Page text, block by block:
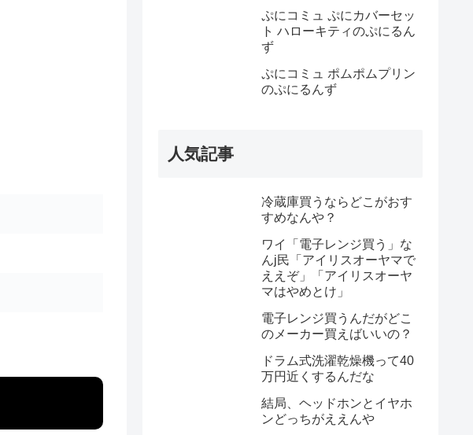
ぷにコミュ ぷにカバーセッ
ト ハローキティのぷにるん
ず
ぷにコミュ ポムポムプリン
のぷにるんず
人気記事
冷蔵庫買うならどこがおす
すめなんや？
ワイ「電子レンジ買う」な
んj民「アイリスオーヤマで
ええぞ」「アイリスオーヤ
マはやめとけ」
電子レンジ買うんだがどこ
のメーカー買えばいいの？
ドラム式洗濯乾燥機って40
万円近くするんだな
結局、ヘッドホンとイヤホ
ンどっちがええんや